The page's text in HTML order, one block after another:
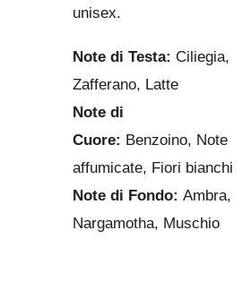
unisex.
Note di Testa: Ciliegia,
Zafferano, Latte
Note di
Cuore: Benzoino, Note
affumicate, Fiori bianchi
Note di Fondo: Ambra,
Nargamotha, Muschio